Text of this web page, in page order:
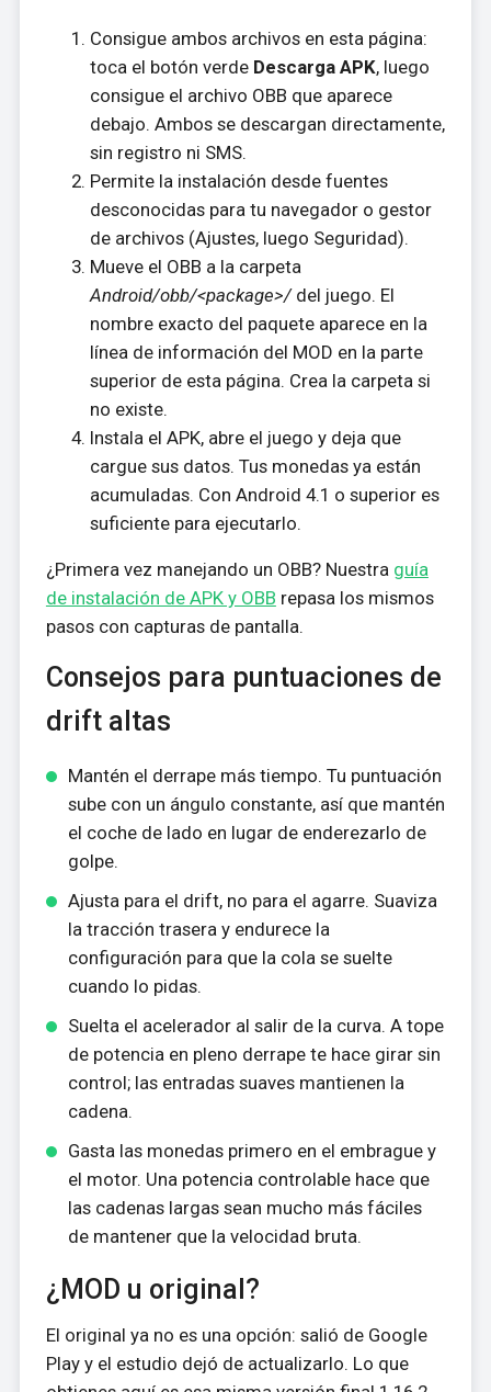
Consigue ambos archivos en esta página:
toca el botón verde Descarga APK, luego
consigue el archivo OBB que aparece
debajo. Ambos se descargan directamente,
sin registro ni SMS.
Permite la instalación desde fuentes
desconocidas para tu navegador o gestor
de archivos (Ajustes, luego Seguridad).
Mueve el OBB a la carpeta
Android/obb/<package>/del juego. El
nombre exacto del paquete aparece en la
línea de información del MOD en la parte
superior de esta página. Crea la carpeta si
no existe.
Instala el APK, abre el juego y deja que
cargue sus datos. Tus monedas ya están
acumuladas. Con Android 4.1 o superior es
suficiente para ejecutarlo.
¿Primera vez manejando un OBB? Nuestra guía
de instalación de APK y OBB repasa los mismos
pasos con capturas de pantalla.
Consejos para puntuaciones de
drift altas
Mantén el derrape más tiempo. Tu puntuación
sube con un ángulo constante, así que mantén
el coche de lado en lugar de enderezarlo de
golpe.
Ajusta para el drift, no para el agarre. Suaviza
la tracción trasera y endurece la
configuración para que la cola se suelte
cuando lo pidas.
Suelta el acelerador al salir de la curva. A tope
de potencia en pleno derrape te hace girar sin
control; las entradas suaves mantienen la
cadena.
Gasta las monedas primero en el embrague y
el motor. Una potencia controlable hace que
las cadenas largas sean mucho más fáciles
de mantener que la velocidad bruta.
¿MOD u original?
El original ya no es una opción: salió de Google
Play y el estudio dejó de actualizarlo. Lo que